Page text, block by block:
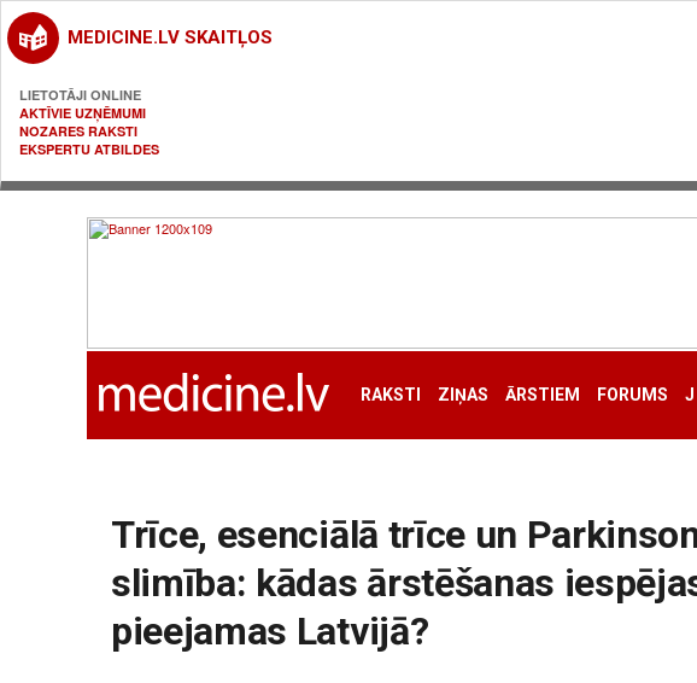
MEDICINE.LV SKAITĻOS
LIETOTĀJI ONLINE
AKTĪVIE UZŅĒMUMI
NOZARES RAKSTI
EKSPERTU ATBILDES
RAKSTI ZIŅAS ĀRSTIEM FORUMS J
Trīce, esenciālā trīce un
slimība: kādas ārstēšanas
pieejamas Latvijā?